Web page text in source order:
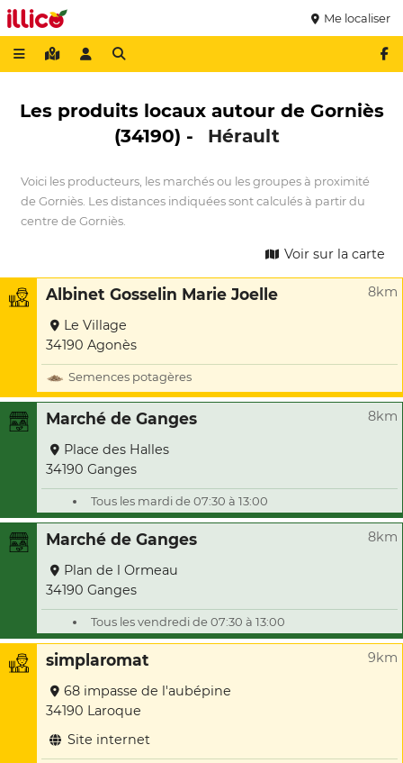
Me localiser
Les produits locaux autour de Gorniès
(34190) -
Hérault
Voici les producteurs, les marchés ou les groupes à proximité
de Gorniès. Les distances indiquées sont calculés à partir du
centre de Gorniès.
Voir sur la carte
Albinet Gosselin Marie Joelle 8km
Le Village
34190 Agonès
Semences potagères
Marché de Ganges 8km
Place des Halles
34190 Ganges
Tous les mardi de 07:30 à 13:00
Marché de Ganges 8km
Plan de l Ormeau
34190 Ganges
Tous les vendredi de 07:30 à 13:00
simplaromat 9km
68 impasse de l'aubépine
34190 Laroque
Site internet